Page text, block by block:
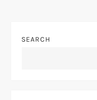
a
SEARCH